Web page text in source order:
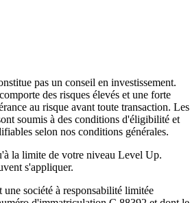
Elle était déjà simple et axée crypto, mais
de prédiction est un vrai plus.
intuitive. »
rémunérés sans garantie de résultats
peuvent varier. Tout investissement
peut monter ou descendre.